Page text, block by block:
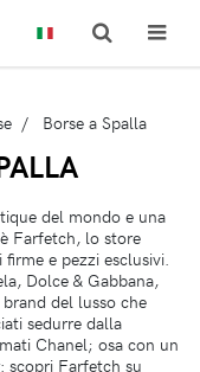
Borse a Spalla
del mondo e una
Farfetch, lo store
e pezzi esclusivi.
Dolce & Gabbana,
del lusso che
sedurre dalla
Chanel; osa con un
scopri Farfetch su